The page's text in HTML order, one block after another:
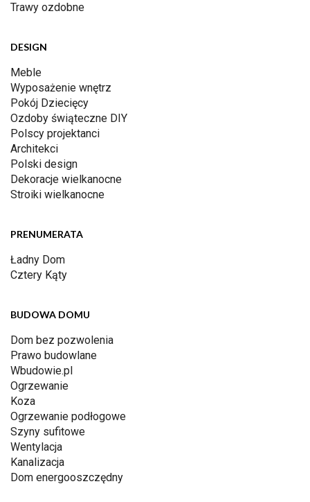
Trawy ozdobne
DESIGN
Meble
Wyposażenie wnętrz
Pokój Dziecięcy
Ozdoby świąteczne DIY
Polscy projektanci
Architekci
Polski design
Dekoracje wielkanocne
Stroiki wielkanocne
PRENUMERATA
Ładny Dom
Cztery Kąty
BUDOWA DOMU
Dom bez pozwolenia
Prawo budowlane
Wbudowie.pl
Ogrzewanie
Koza
Ogrzewanie podłogowe
Szyny sufitowe
Wentylacja
Kanalizacja
Dom energooszczędny